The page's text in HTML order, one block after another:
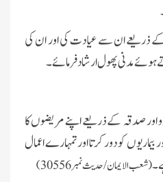
کے ذریعے ان سے عیادت کی اور ان کی
مدنی پھول ارشاد فرمائے۔
صدقہ کے ذریعے اپنے مریضوں کا
کو دور کرتا اور تمہارے اعمال
(شعب الایمان/ حدیث نمبر 30556)